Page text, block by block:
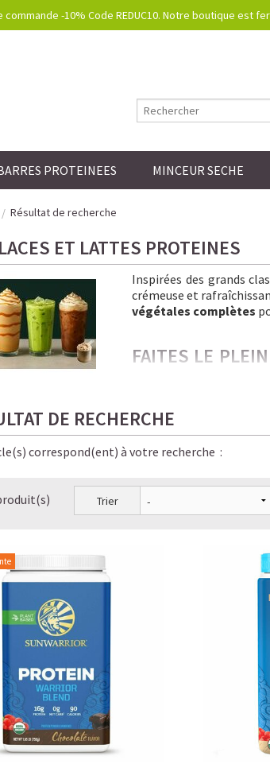
commande -10% Code REDUC10. Notre boutique est
PROTEINEES MINCEUR SECHE
Résultat de recherche
ET LATTES PROTEINES
Inspirées des grands
crémeuse et
végétales complètes
FAITES LE
Froides, onctueuses,
amateurs de café… et de
Ici, chaque gorgée allie
✨ Le résultat ? Une
LE PLAISIR
☕ LATTE MACCHIATO
DE RECHERCHE
correspond(ent) à votre recherche :
Trier